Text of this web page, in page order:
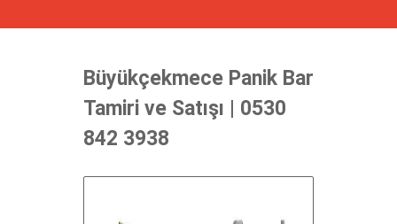
Büyükçekmece Panik Bar
Tamiri ve Satışı | 0530
842 3938